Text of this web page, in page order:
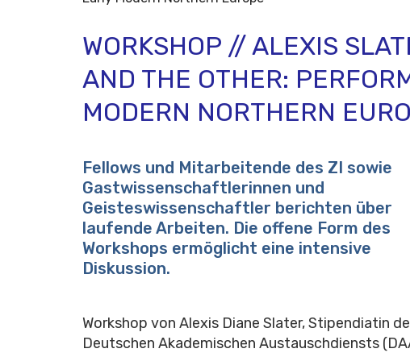
WORKSHOP // ALEXIS
AND THE OTHER:
MODERN NORTHERN
Fellows und Mitarbeitende des ZI sowie
Gastwissenschaftlerinnen und
Geisteswissenschaftler berichten über
laufende Arbeiten. Die offene Form des
Workshops ermöglicht eine intensive
Diskussion.
Workshop von Alexis Diane Slater, Stipendiatin
Deutschen Akademischen Austauschdiensts